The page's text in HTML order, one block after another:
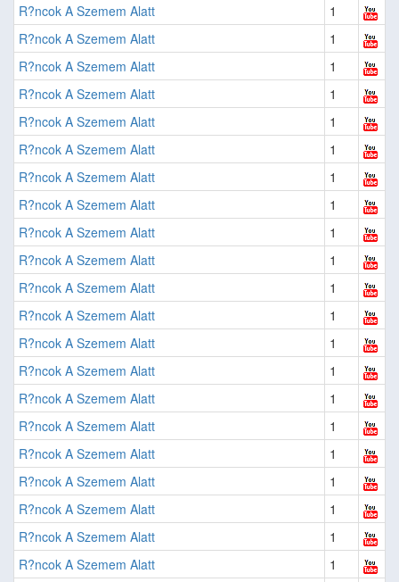
R?ncok A Szemem Alatt
1
R?ncok A Szemem Alatt
1
R?ncok A Szemem Alatt
1
R?ncok A Szemem Alatt
1
R?ncok A Szemem Alatt
1
R?ncok A Szemem Alatt
1
R?ncok A Szemem Alatt
1
R?ncok A Szemem Alatt
1
R?ncok A Szemem Alatt
1
R?ncok A Szemem Alatt
1
R?ncok A Szemem Alatt
1
R?ncok A Szemem Alatt
1
R?ncok A Szemem Alatt
1
R?ncok A Szemem Alatt
1
R?ncok A Szemem Alatt
1
R?ncok A Szemem Alatt
1
R?ncok A Szemem Alatt
1
R?ncok A Szemem Alatt
1
R?ncok A Szemem Alatt
1
R?ncok A Szemem Alatt
1
R?ncok A Szemem Alatt
1